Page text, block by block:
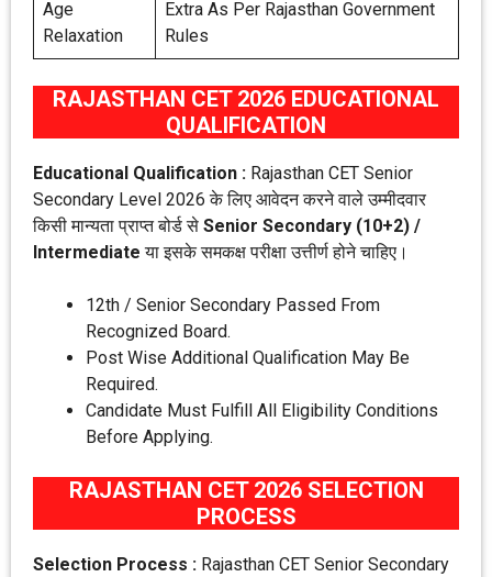
Age
Relaxation
Extra As Per Rajasthan Government
Rules
RAJASTHAN CET 2026 EDUCATIONAL
QUALIFICATION
Educational Qualification : Rajasthan CET Senior
Secondary Level 2026 के लिए आवेदन करने वाले उम्मीदवार
किसी मान्यता प्राप्त बोर्ड से Senior Secondary (10+2) /
Intermediate या इसके समकक्ष परीक्षा उत्तीर्ण होने चाहिए।
12th / Senior Secondary Passed From
Recognized Board.
Post Wise Additional Qualification May Be
Required.
Candidate Must Fulfill All Eligibility Conditions
Before Applying.
RAJASTHAN CET 2026 SELECTION
PROCESS
Selection Process : Rajasthan CET Senior Secondary